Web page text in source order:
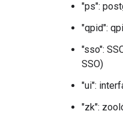
"ps":
"qpid":
"sso":
SSO)
"ui":
"zk":